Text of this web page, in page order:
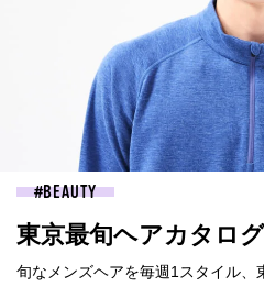
BEAUTY
東京最旬ヘアカタログ
旬なメンズヘアを毎週1スタイル、